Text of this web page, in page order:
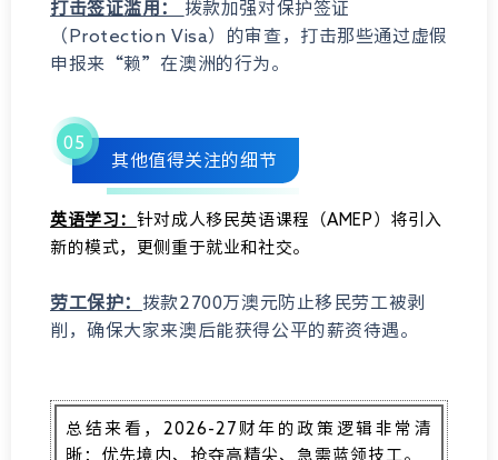
打击签证滥用： 拨款加强对保护签证
（Protection Visa）的审查，打击那些通过虚假
申报来“赖”在澳洲的行为。
05
其他值得关注的细节
英语学习： 针对成人移民英语课程（AMEP）将引入
新的模式，更侧重于就业和社交。
劳工保护： 拨款2700万澳元防止移民劳工被剥
削，确保大家来澳后能获得公平的薪资待遇。
总结来看，2026-27财年的政策逻辑非常清
晰：优先境内、抢夺高精尖、急需蓝领技工。